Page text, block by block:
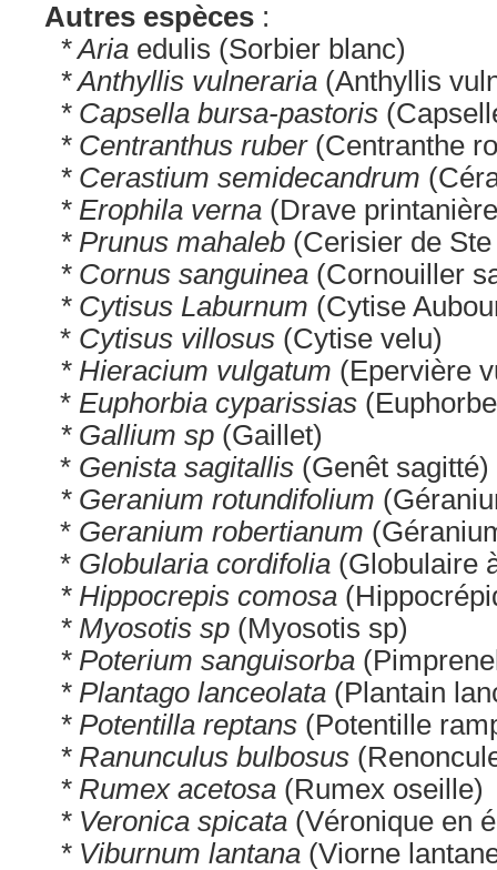
Autres espèces :
* Aria edulis (Sorbier blanc)
* Anthyllis vulneraria (Anthyllis
* Capsella bursa-pastoris
* Centranthus ruber(Centranthe
* Cerastium semidecandrum
* Erophila verna (Drave
* Prunus mahaleb (Cerisier de
* Cornus sanguinea (Cornouiller
* Cytisus Laburnum (Cytise
* Cytisus villosus (Cytise velu)
* Hieracium vulgatum (Epervière
* Euphorbia cyparissias
* Gallium sp (Gaillet)
* Genista sagitallis (Genêt sagitté)
* Geranium rotundifolium
* Geranium robertianum
* Globularia cordifolia (Globulaire
* Hippocrepis comosa
* Myosotis sp (Myosotis sp)
* Poterium sanguisorba
* Plantago lanceolata (Plantain
* Potentilla reptans (Potentille
* Ranunculus bulbosus
* Rumex acetosa (Rumex oseille)
* Veronica spicata (Véronique en
* Viburnum lantana (Viorne